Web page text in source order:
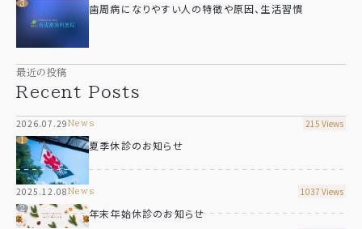
歯周病になりやすい人の特徴や原因、生活習慣
最近の投稿
Recent Posts
2026.07.29 news 215 Views
夏季休診のお知らせ
2025.12.08 news 1037 Views
年末年始休診のお知らせ